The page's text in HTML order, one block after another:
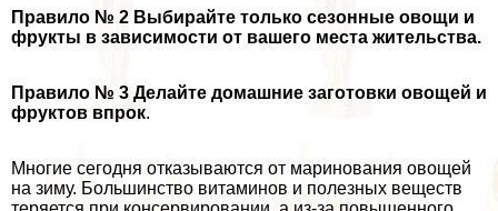
Правило № 2 Выбирайте только сезонные овощи и
фрукты в зависимости от вашего места жительства.
Правило № 3 Делайте домашние заготовки овощей и
фруктов впрок.
Многие сегодня отказываются от маринования овощей
на зиму. Большинство витаминов и полезных веществ